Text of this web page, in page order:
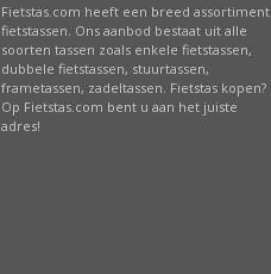
Fietstas.com heeft een breed assortiment
fietstassen. Ons aanbod bestaat uit alle
soorten tassen zoals enkele fietstassen,
dubbele fietstassen, stuurtassen,
frametassen, zadeltassen. Fietstas kopen?
Op Fietstas.com bent u aan het juiste
adres!